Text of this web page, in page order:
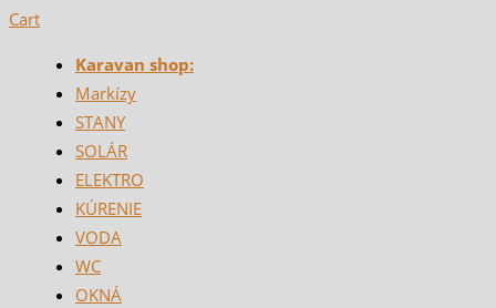
Cart
Karavan shop:
Markízy
STANY
SOLÁR
ELEKTRO
KÚRENIE
VODA
WC
OKNÁ